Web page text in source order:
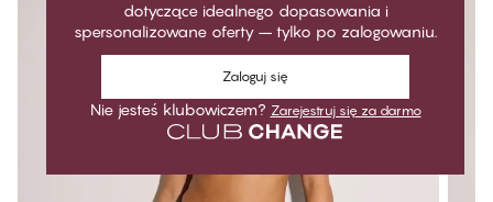
dotyczące idealnego dopasowania i
spersonalizowane oferty – tylko po zalogowaniu.
Zaloguj się
Nie jesteś klubowiczem? Zarejestruj się za darmo